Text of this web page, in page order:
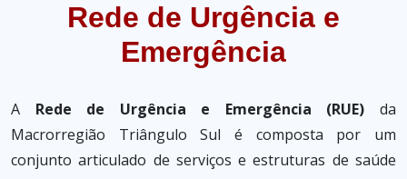
Rede de Urgência e
Emergência
A Rede de Urgência e Emergência (RUE) da
Macrorregião Triângulo Sul é composta por um
conjunto articulado de serviços e estruturas de saúde